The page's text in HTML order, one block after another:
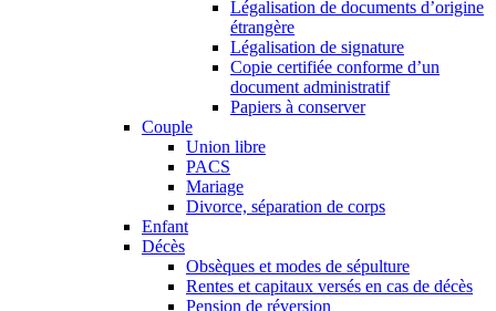
Légalisation de documents d’origine
étrangère
Légalisation de signature
Copie certifiée conforme d’un
document administratif
Papiers à conserver
Couple
Union libre
PACS
Mariage
Divorce, séparation de corps
Enfant
Décès
Obsèques et modes de sépulture
Rentes et capitaux versés en cas de décès
Pension de réversion